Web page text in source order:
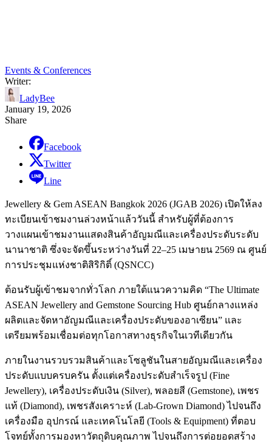
Events & Conferences
Writer:
LadyBee
January 19, 2026
Share
Facebook
Twitter
Line
Jewellery & Gem ASEAN Bangkok 2026 (JGAB 2026) เปิดให้ลง
ทะเบียนเข้าชมงานล่วงหน้าแล้ววันนี้ สำหรับผู้ที่ต้องการ
วางแผนเข้าชมงานแสดงสินค้าอัญมณีและเครื่องประดับระดับ
นานาชาติ ซึ่งจะจัดขึ้นระหว่างวันที่ 22–25 เมษายน 2569 ณ ศูนย์
การประชุมแห่งชาติสิริกิติ์ (QSNCC)
ต้อนรับผู้เข้าชมจากทั่วโลก ภายใต้แนวความคิด “The Ultimate
ASEAN Jewellery and Gemstone Sourcing Hub ศูนย์กลางแหล่ง
ผลิตและจัดหาอัญมณีและเครื่องประดับของอาเซียน” และ
เตรียมพร้อมเชื่อมต่อทุกโอกาสทางธุรกิจในเวทีเดียวกัน
ภายในงานรวบรวมสินค้าและโซลูชันในสายอัญมณีและเครื่อง
ประดับแบบครบครัน ตั้งแต่เครื่องประดับสำเร็จรูป (Fine
Jewellery), เครื่องประดับเงิน (Silver), พลอยสี (Gemstone), เพชร
แท้ (Diamond), เพชรสังเคราะห์ (Lab-Grown Diamond) ไปจนถึง
เครื่องมือ อุปกรณ์ และเทคโนโลยี (Tools & Equipment) ที่ตอบ
โจทย์ทั้งการมองหาวัตถุดิบคุณภาพ ไปจนถึงการต่อยอดสร้าง